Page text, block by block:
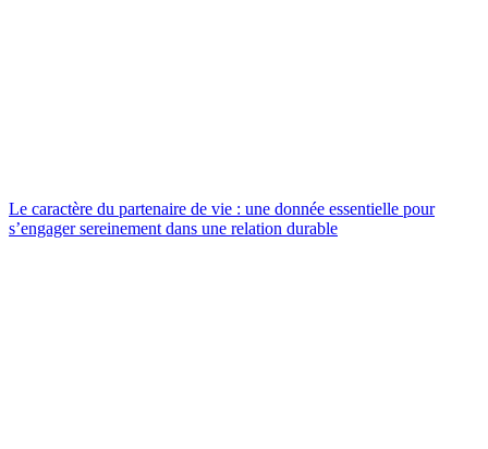
Le caractère du partenaire de vie : une donnée essentielle pour
s’engager sereinement dans une relation durable